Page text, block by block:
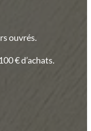
ouvrés.
€ d’achats.